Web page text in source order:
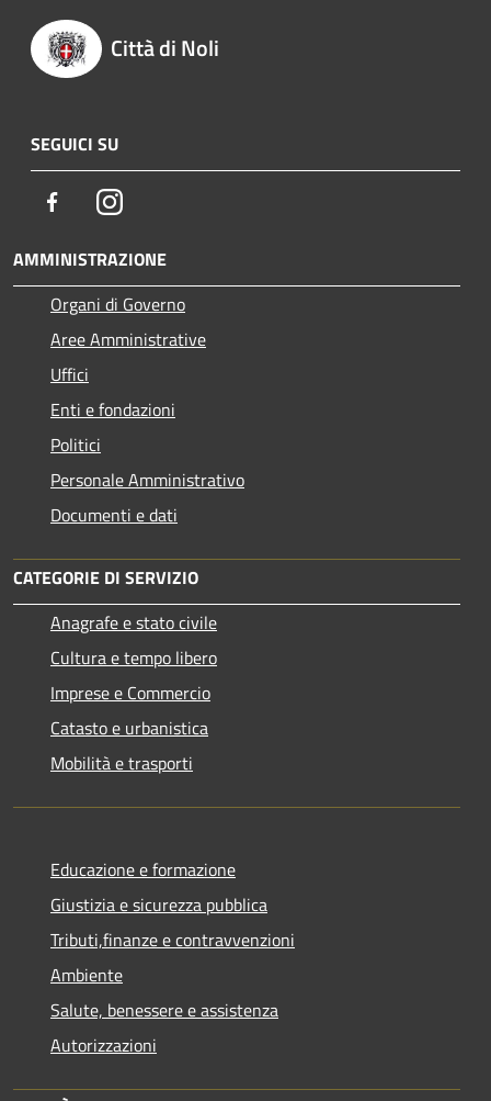
Città di Noli
SEGUICI SU
FacebookInstagram
AMMINISTRAZIONE
Organi di Governo
Aree Amministrative
Uffici
Enti e fondazioni
Politici
Personale Amministrativo
Documenti e dati
CATEGORIE DI SERVIZIO
Anagrafe e stato civile
Cultura e tempo libero
Imprese e Commercio
Catasto e urbanistica
Mobilità e trasporti
Educazione e formazione
Giustizia e sicurezza pubblica
Tributi,finanze e contravvenzioni
Ambiente
Salute, benessere e assistenza
Autorizzazioni